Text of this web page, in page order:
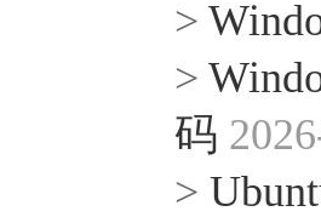
>
>
码
>